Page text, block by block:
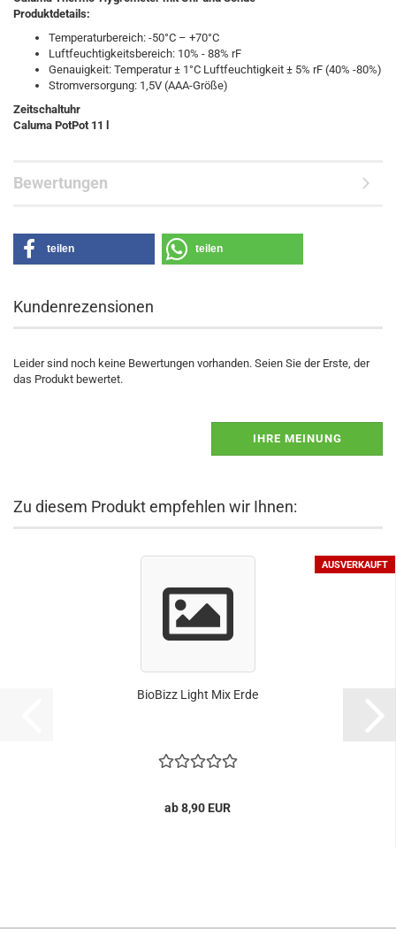
Produktdetails:
Temperaturbereich: -50°C – +70°C
Luftfeuchtigkeitsbereich: 10% - 88% rF
Genauigkeit: Temperatur ± 1°C Luftfeuchtigkeit ± 5% rF (40% -80%)
Stromversorgung: 1,5V (AAA-Größe)
Zeitschaltuhr
Caluma PotPot 11 l
Bewertungen
teilen teilen
Kundenrezensionen
Leider sind noch keine Bewertungen vorhanden. Seien Sie der Erste, der
das Produkt bewertet.
IHRE MEINUNG
Zu diesem Produkt empfehlen wir Ihnen:
AUSVERKAUFT
BioBizz Light Mix Erde
ab 8,90 EUR